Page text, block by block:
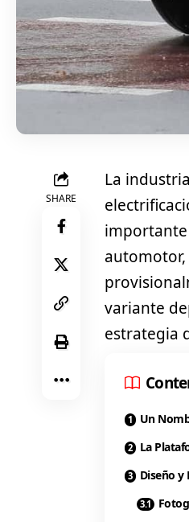
SHARE
La
importante
variante
estrategia
Un
La
Diseño